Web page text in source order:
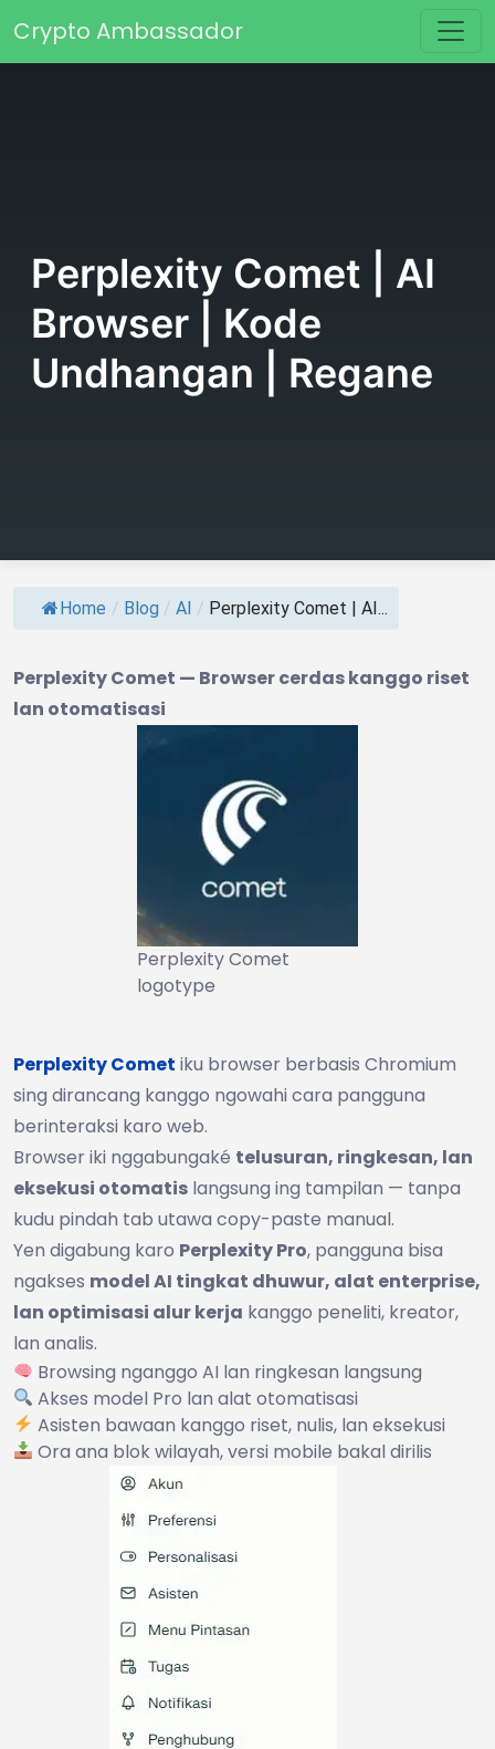
Main Navigation
Crypto Ambassador
Perplexity Comet | AI
Browser | Kode
Undhangan | Regane
Home / Blog / AI / Perplexity Comet | AI...
Perplexity Comet — Browser cerdas kanggo riset
lan otomatisasi
Perplexity Comet
logotype
Perplexity Comet iku browser berbasis Chromium
sing dirancang kanggo ngowahi cara pangguna
berinteraksi karo web.
Browser iki nggabungaké telusuran, ringkesan, lan
eksekusi otomatis langsung ing tampilan — tanpa
kudu pindah tab utawa copy-paste manual.
Yen digabung karo Perplexity Pro, pangguna bisa
ngakses model AI tingkat dhuwur, alat enterprise,
lan optimisasi alur kerja kanggo peneliti, kreator,
lan analis.
Browsing nganggo AI lan ringkesan langsung
Akses model Pro lan alat otomatisasi
Asisten bawaan kanggo riset, nulis, lan eksekusi
Ora ana blok wilayah, versi mobile bakal dirilis